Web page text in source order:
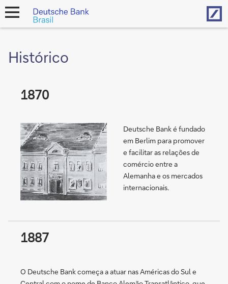
open
navigation
Histórico
1870
Deutsche Bank é fundado
em Berlim para promover
e facilitar as relações de
comércio entre a
Alemanha e os mercados
internacionais.
1887
O Deutsche Bank começa a atuar nas Américas do Sul e